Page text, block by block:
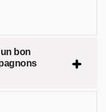
bon